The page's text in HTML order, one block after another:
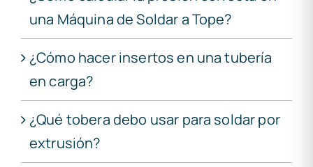
una Máquina de Soldar a Tope?
¿Cómo hacer insertos en una tubería
en carga?
¿Qué tobera debo usar para soldar por
extrusión?